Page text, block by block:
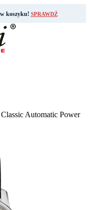
koszyku! SPRAWDŹ
Automatic Power